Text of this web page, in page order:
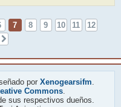
7 8 9 10 11
12
por Xenogearsifm.
Commons.
sus respectivos dueños.